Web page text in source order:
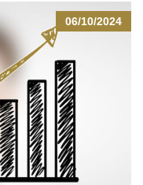
06/10/2024